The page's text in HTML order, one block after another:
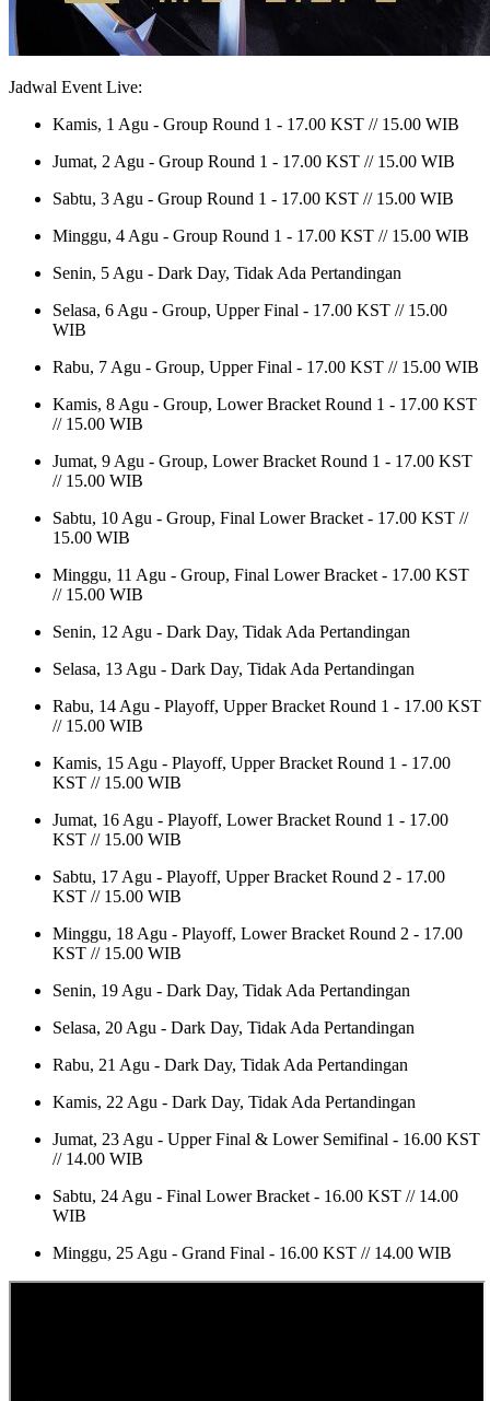
Jadwal Event Live:
Kamis, 1 Agu - Group Round 1 - 17.00 KST // 15.00 WIB
Jumat, 2 Agu - Group Round 1 - 17.00 KST // 15.00 WIB
Sabtu, 3 Agu - Group Round 1 - 17.00 KST // 15.00 WIB
Minggu, 4 Agu - Group Round 1 - 17.00 KST // 15.00 WIB
Senin, 5 Agu - Dark Day, Tidak Ada Pertandingan
Selasa, 6 Agu - Group, Upper Final - 17.00 KST // 15.00
WIB
Rabu, 7 Agu - Group, Upper Final - 17.00 KST // 15.00 WIB
Kamis, 8 Agu - Group, Lower Bracket Round 1 - 17.00 KST
// 15.00 WIB
Jumat, 9 Agu - Group, Lower Bracket Round 1 - 17.00 KST
// 15.00 WIB
Sabtu, 10 Agu - Group, Final Lower Bracket - 17.00 KST //
15.00 WIB
Minggu, 11 Agu - Group, Final Lower Bracket - 17.00 KST
// 15.00 WIB
Senin, 12 Agu - Dark Day, Tidak Ada Pertandingan
Selasa, 13 Agu - Dark Day, Tidak Ada Pertandingan
Rabu, 14 Agu - Playoff, Upper Bracket Round 1 - 17.00 KST
// 15.00 WIB
Kamis, 15 Agu - Playoff, Upper Bracket Round 1 - 17.00
KST // 15.00 WIB
Jumat, 16 Agu - Playoff, Lower Bracket Round 1 - 17.00
KST // 15.00 WIB
Sabtu, 17 Agu - Playoff, Upper Bracket Round 2 - 17.00
KST // 15.00 WIB
Minggu, 18 Agu - Playoff, Lower Bracket Round 2 - 17.00
KST // 15.00 WIB
Senin, 19 Agu - Dark Day, Tidak Ada Pertandingan
Selasa, 20 Agu - Dark Day, Tidak Ada Pertandingan
Rabu, 21 Agu - Dark Day, Tidak Ada Pertandingan
Kamis, 22 Agu - Dark Day, Tidak Ada Pertandingan
Jumat, 23 Agu - Upper Final & Lower Semifinal - 16.00 KST
// 14.00 WIB
Sabtu, 24 Agu - Final Lower Bracket - 16.00 KST // 14.00
WIB
Minggu, 25 Agu - Grand Final - 16.00 KST // 14.00 WIB